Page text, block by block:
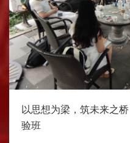
以思想为梁，筑未来之
验班